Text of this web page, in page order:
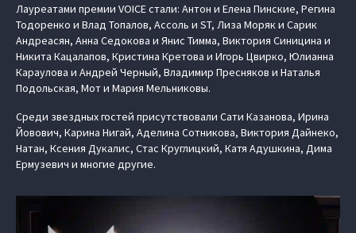
Лауреатами премии VOICE стали: Антон и Елена Пинские, Регина
Тодоренко и Влад Топалов, Ассоль и ST, Лиза Моряк и Сарик
Андреасян, Анна Седокова и Янис Тимма, Виктория Синицина и
Никита Кацалапов, Кристина Кретова и Игорь Цвирко, Юлианна
Караулова и Андрей Черный, Владимир Пресняков и Наталья
Подольская, Мот и Мария Мельниковы.
Среди звездных гостей присутствовали Сати Казанова, Ирина
Йовович, Карина Нигай, Аделина Сотникова, Виктория Дайнеко,
Натан, Ксения Дукалис, Стас Круглицкий, Катя Адушкина, Дима
Ермузевич и многие другие.